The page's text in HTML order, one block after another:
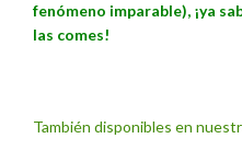
fenómeno imparable), ¡ya
las comes!
También disponibles en